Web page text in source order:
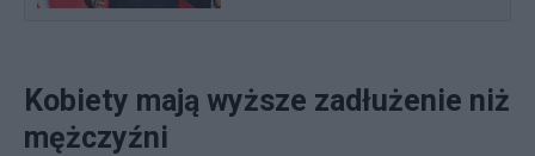
Kobiety mają wyższe zadłużenie niż
mężczyźni